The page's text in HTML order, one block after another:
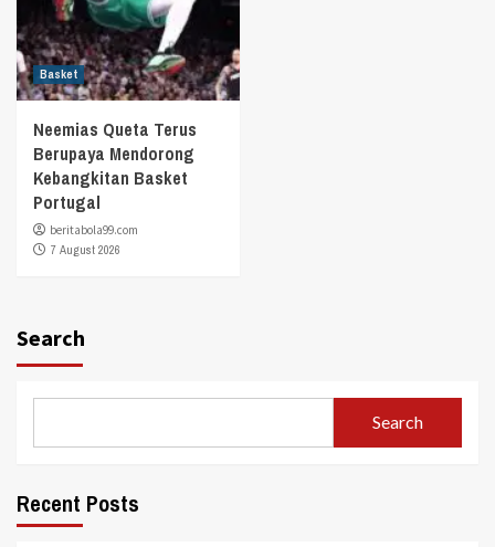
Basket
Neemias Queta Terus
Berupaya Mendorong
Kebangkitan Basket
Portugal
beritabola99.com
7 August 2026
Search
Search
Recent Posts